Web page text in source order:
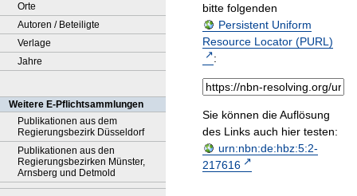
Orte
Autoren / Beteiligte
Verlage
Jahre
Weitere E-Pflichtsammlungen
Publikationen aus dem
Regierungsbezirk Düsseldorf
Publikationen aus den
Regierungsbezirken Münster,
Arnsberg und Detmold
bitte folgenden
Persistent Uniform
Resource Locator (PURL)
:
Sie können die Auflösung
des Links auch hier testen:
urn:nbn:de:hbz:5:2-
217616